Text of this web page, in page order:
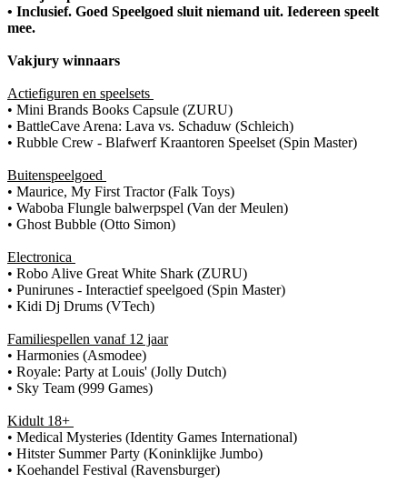
• Inclusief. Goed Speelgoed sluit niemand uit. Iedereen speelt
mee.
Vakjury winnaars
Actiefiguren en speelsets
• Mini Brands Books Capsule (ZURU)
• BattleCave Arena: Lava vs. Schaduw (Schleich)
• Rubble Crew - Blafwerf Kraantoren Speelset (Spin Master)
Buitenspeelgoed
• Maurice, My First Tractor (Falk Toys)
• Waboba Flungle balwerpspel (Van der Meulen)
• Ghost Bubble (Otto Simon)
Electronica
• Robo Alive Great White Shark (ZURU)
• Punirunes - Interactief speelgoed (Spin Master)
• Kidi Dj Drums (VTech)
Familiespellen vanaf 12 jaar
• Harmonies (Asmodee)
• Royale: Party at Louis' (Jolly Dutch)
• Sky Team (999 Games)
Kidult 18+
• Medical Mysteries (Identity Games International)
• Hitster Summer Party (Koninklijke Jumbo)
• Koehandel Festival (Ravensburger)